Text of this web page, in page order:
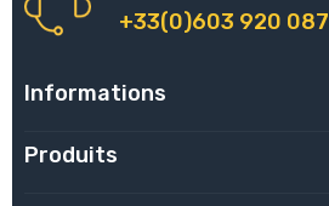
+33(0)603 920 087
Informations
Produits